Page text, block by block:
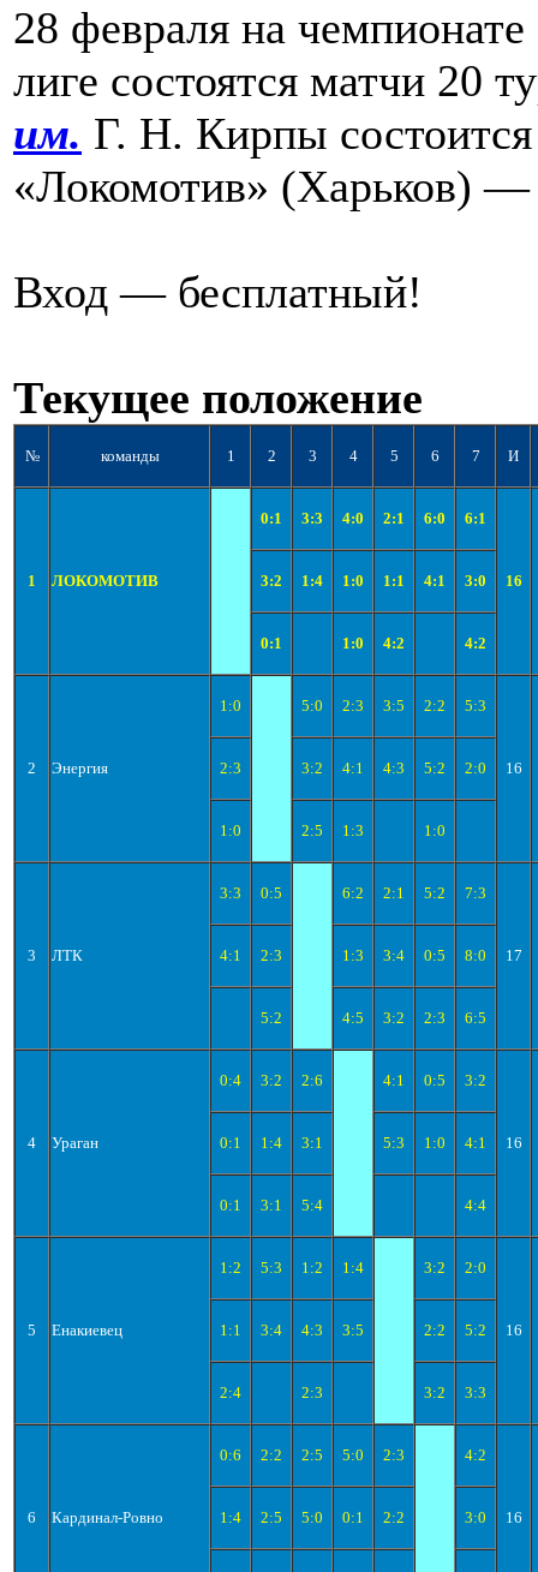
28 февраля на
лиге состоятся матчи 20
им. Г. Н. Кирпы
«Локомотив» (Харьков)
Вход — бесплатный!
Текущее положение
№ команды 1 2 3 4 5 6 7 И
1 ЛОКОМОТИВ
0:1 3:3 4:0 2:1 6:0 6:1
16
3:2 1:4 1:0 1:1 4:1 3:0
0:1 1:0 4:2 4:2
2 Энергия
1:0 5:0 2:3 3:5 2:2 5:3
16
2:3 3:2 4:1 4:3 5:2 2:0
1:0 2:5 1:3 1:0
3 ЛТК
3:3 0:5 6:2 2:1 5:2 7:3
17
4:1 2:3 1:3 3:4 0:5 8:0
5:2 4:5 3:2 2:3 6:5
4 Ураган
0:4 3:2 2:6 4:1 0:5 3:2
16
0:1 1:4 3:1 5:3 1:0 4:1
0:1 3:1 5:4 4:4
5 Енакиевец
1:2 5:3 1:2 1:4 3:2 2:0
16
1:1 3:4 4:3 3:5 2:2 5:2
2:4 2:3 3:2 3:3
6 Кардинал-Ровно
0:6 2:2 2:5 5:0 2:3 4:2
16
1:4 2:5 5:0 0:1 2:2 3:0